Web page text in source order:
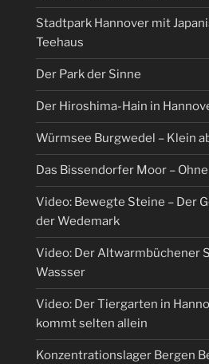
Stadtpark Hannover mit
Teehaus
Der Park der Sinne
Der Hiroshima-Hain in
Würmsee Burgwedel – Klein
Das Bissendorfer Moor –
Video: Bewegte Steine – Der
der Wedemark
Video: Der Altwarmbüchener
Wassser
Video: Der Tiergarten in
kommt selten allein
Konzentrationslager Bergen